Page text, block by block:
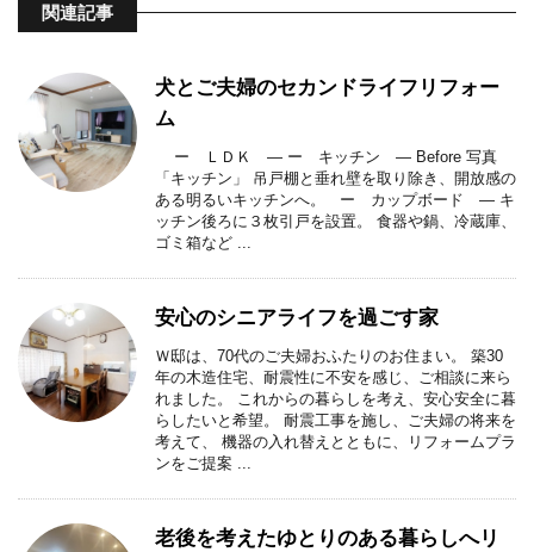
関連記事
犬とご夫婦のセカンドライフリフォー
ム
ー ＬＤＫ ― ー キッチン ― Before 写真
「キッチン」 吊戸棚と垂れ壁を取り除き、開放感の
ある明るいキッチンへ。 ー カップボード ― キ
ッチン後ろに３枚引戸を設置。 食器や鍋、冷蔵庫、
ゴミ箱など ...
安心のシニアライフを過ごす家
Ｗ邸は、70代のご夫婦おふたりのお住まい。 築30
年の木造住宅、耐震性に不安を感じ、ご相談に来ら
れました。 これからの暮らしを考え、安心安全に暮
らしたいと希望。 耐震工事を施し、ご夫婦の将来を
考えて、 機器の入れ替えとともに、リフォームプラ
ンをご提案 ...
老後を考えたゆとりのある暮らしへリ